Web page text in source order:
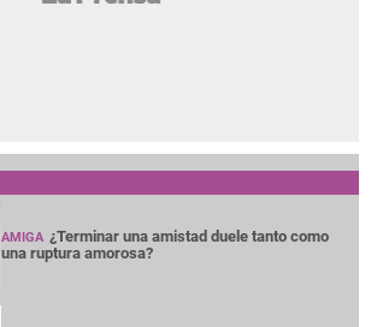
AMIGA ¿Terminar una amistad duele tanto como
una ruptura amorosa?